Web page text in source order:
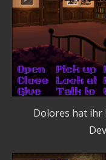
Dolores hat ihr